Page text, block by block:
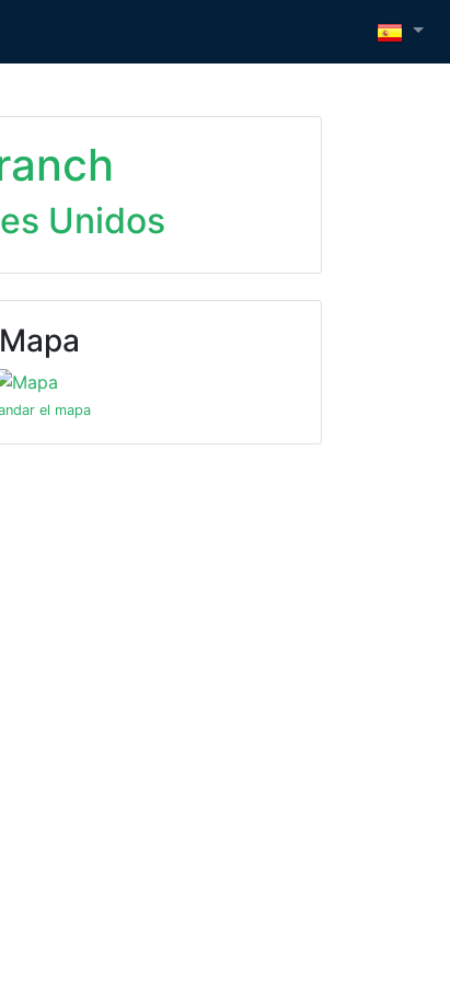
Unidos
el mapa